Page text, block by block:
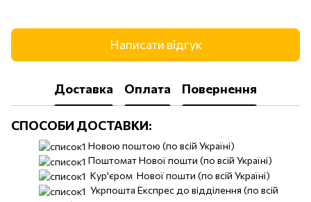
Написати відгук
Доставка Оплата Повернення
СПОСОБИ ДОСТАВКИ:
Новою поштою (по всій Україні)
Поштомат Нової пошти (по всій Україні)
Кур'єром Нової пошти (по всій Україні)
Укрпошта Експрес до відділення (по всій